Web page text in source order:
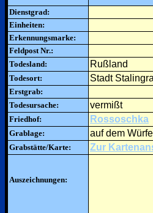
Dienstgrad:
Einheiten:
Erkennungsmarke:
Feldpost Nr.:
Todesland:
Rußland
Todesort: Stadt
Erstgrab:
Todesursache:
vermißt
Friedhof: Rossoschka
Grablage: auf dem
Grabstätte/Karte: Zur
Auszeichnungen: